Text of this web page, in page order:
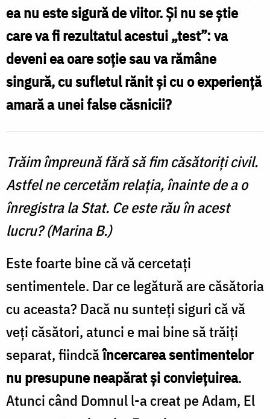
viitoare
familie?
/
Foto:
Ștefan
Cojocariu
ea nu este sigură de viitor. Şi nu se ştie
care va fi rezultatul acestui „test”: va
deveni ea oare soţie sau va rămâne
singură, cu sufletul rănit şi cu o experienţă
amară a unei false căsnicii?
Trăim împreună fără să fim căsătoriţi civil.
Astfel ne cercetăm relaţia, înainte de a o
înregistra la Stat. Ce este rău în acest
lucru? (Marina B.)
Este foarte bine că vă cercetaţi
sentimentele. Dar ce legătură are căsătoria
cu aceasta? Dacă nu sunteţi siguri că vă
veţi căsători, atunci e mai bine să trăiţi
separat, fiindcăîncercarea sentimentelor
nu presupune neapărat şi convieţuirea.
Atunci când Domnul l-a creat pe Adam, El